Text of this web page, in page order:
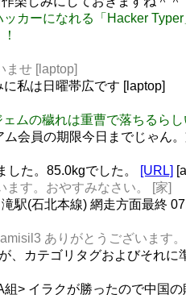
カーになれる「Hacker
ませ [laptop]
私は日曜帯広です [laptop]
ムの穢れは重曹で落ちるらし
会員の期限今日までじゃん
した。85.0kgでした。 [URL]
ます。おやすみなさい。 [家]
駅(石北本線) 網走方面最終
ありがとうございます
、カテゴリタグおよびそれ
組> イラクが勝ったので中国